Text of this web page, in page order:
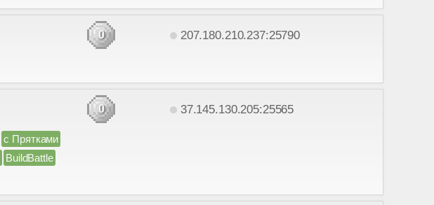
0 207.180.210.237:25790
0 37.145.130.205:25565
с Прятками
BuildBattle